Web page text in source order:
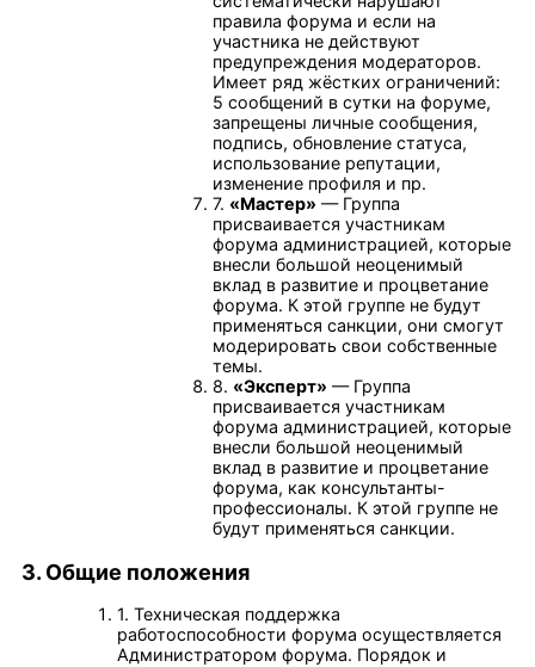
правила форума и если на
участника не действуют
предупреждения модераторов.
Имеет ряд жёстких ограничений:
5 сообщений в сутки на форуме,
запрещены личные сообщения,
подпись, обновление статуса,
использование репутации,
изменение профиля и пр.
7. «Мастер» — Группа
присваивается участникам
форума администрацией, которые
внесли большой неоценимый
вклад в развитие и процветание
форума. К этой группе не будут
применяться санкции, они смогут
модерировать свои собственные
темы.
8. «Эксперт» — Группа
присваивается участникам
форума администрацией, которые
внесли большой неоценимый
вклад в развитие и процветание
форума, как консультанты-
профессионалы. К этой группе не
будут применяться санкции.
3. Общие положения
1. Техническая поддержка
работоспособности форума осуществляется
Администратором форума. Порядок и